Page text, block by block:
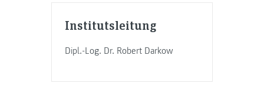
Institutsleitung
Dipl.-Log. Dr. Robert Darkow